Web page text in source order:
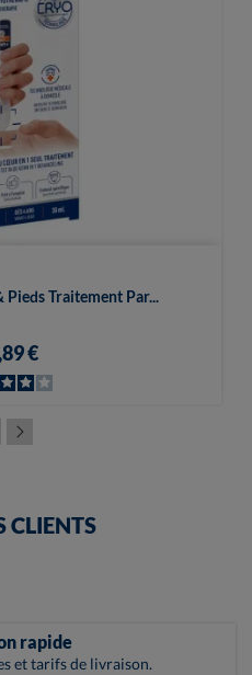
Traitement Par...
€
CLIENTS
rapide
et tarifs de livraison.